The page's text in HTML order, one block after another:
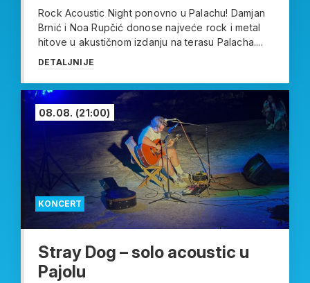
Rock Acoustic Night ponovno u Palachu! Damjan
Brnić i Noa Rupčić donose najveće rock i metal
hitove u akustičnom izdanju na terasu Palacha....
DETALJNIJE
KONCERT
08.08. (21:00)
Stray Dog – solo acoustic u
Pajolu